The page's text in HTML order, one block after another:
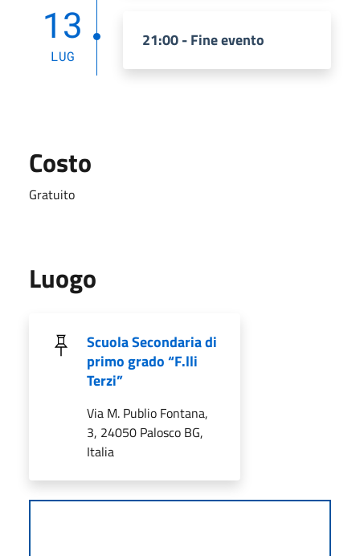
13
LUG
21:00 - Fine evento
Costo
Gratuito
Luogo
Scuola Secondaria di
primo grado “F.lli
Terzi”
Via M. Publio Fontana,
3, 24050 Palosco BG,
Italia